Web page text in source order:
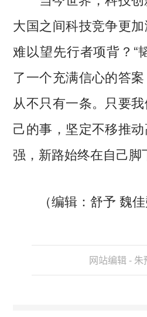
大国之间科技竞争更
难以望先行者项背？“
了一个充满信心的答
从不只有一条。只要
己的事，坚定不移推
强，新路始终在自己脚
（编辑：舒予 魏佳
网站编辑 - 朱